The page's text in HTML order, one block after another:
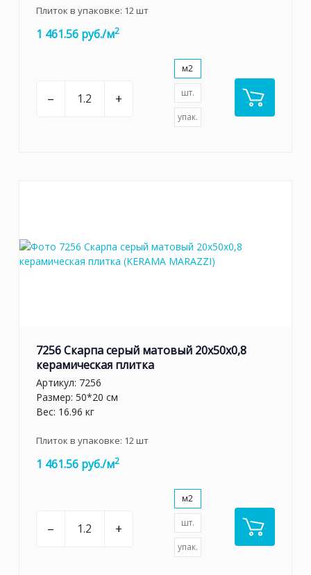
Плиток в упаковке: 12шт
1 461.56 руб./м2
– +
м2
шт.
упак.
7256 Скарпа серый матовый 20x50x0,8
керамическая плитка
Артикул: 7256
Размер: 50*20 см
Вес: 16.96 кг
Плиток в упаковке: 12шт
1 461.56 руб./м2
– +
м2
шт.
упак.